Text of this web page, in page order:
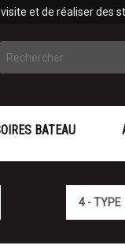
et de réaliser des
BATEAU